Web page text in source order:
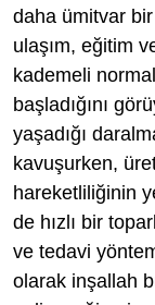
daha ümitvar
ulaşım, eğitim
kademeli
başladığını
yaşadığı
kavuşurken,
hareketliliğinin
de hızlı bir
ve tedavi
olarak inşallah